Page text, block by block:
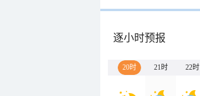
逐小时预报
20时 21时 22时